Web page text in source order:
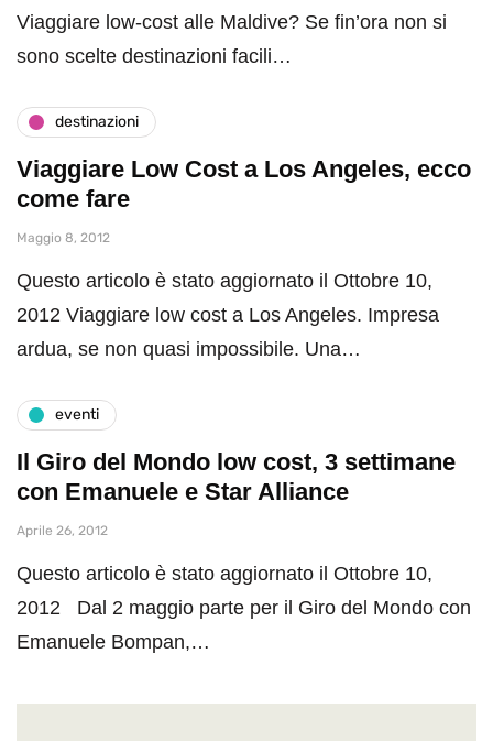
Viaggiare low-cost alle Maldive? Se fin’ora non si
sono scelte destinazioni facili…
destinazioni
Viaggiare Low Cost a Los Angeles, ecco
come fare
Maggio 8, 2012
Questo articolo è stato aggiornato il Ottobre 10,
2012 Viaggiare low cost a Los Angeles. Impresa
ardua, se non quasi impossibile. Una…
eventi
Il Giro del Mondo low cost, 3 settimane
con Emanuele e Star Alliance
Aprile 26, 2012
Questo articolo è stato aggiornato il Ottobre 10,
2012 Dal 2 maggio parte per il Giro del Mondo con
Emanuele Bompan,…